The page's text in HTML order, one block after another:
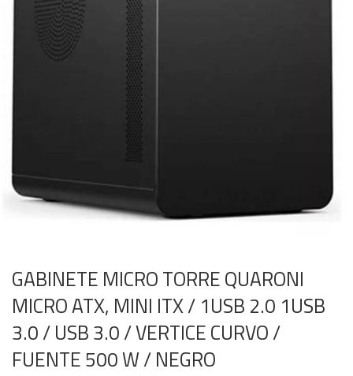
GABINETE MICRO TORRE QUARONI
MICRO ATX, MINI ITX / 1USB 2.0 1USB
3.0 / USB 3.0 / VERTICE CURVO /
FUENTE 500 W / NEGRO